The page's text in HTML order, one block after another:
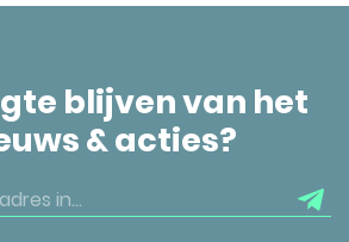
blijven van het
& acties?